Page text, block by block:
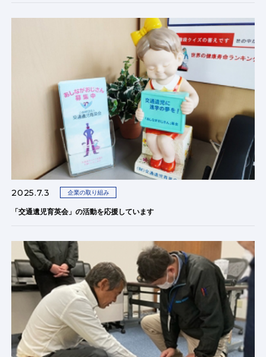
2025.7.3 企業の取り組み
「交通遺児育英会」の活動を応援しています